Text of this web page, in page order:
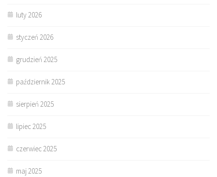
luty 2026
styczeń 2026
grudzień 2025
październik 2025
sierpień 2025
lipiec 2025
czerwiec 2025
maj 2025